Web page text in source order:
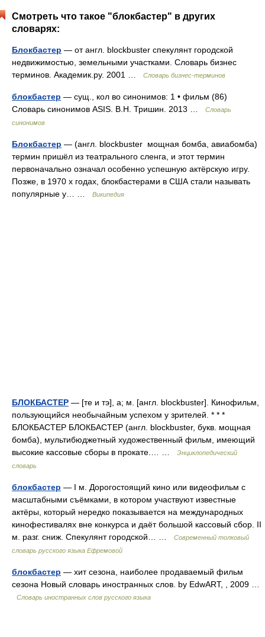
Смотреть что такое "блокбастер" в других
словарях:
Блокбастер — от англ. blockbuster спекулянт городской
недвижимостью, земельными участками. Словарь бизнес
терминов. Академик.ру. 2001 …
Словарь бизнес-терминов
блокбастер — сущ., кол во синонимов: 1 • фильм (86)
Словарь синонимов ASIS. В.Н. Тришин. 2013 …
Словарь
синонимов
Блокбастер — (англ. blockbuster мощная бомба, авиабомба)
термин пришёл из театрального сленга, и этот термин
первоначально означал особенно успешную актёрскую игру.
Позже, в 1970 х годах, блокбастерами в США стали называть
популярные у… …
Википедия
БЛОКБАСТЕР — [те и тэ], а; м. [англ. blockbuster]. Кинофильм,
пользующийся необычайным успехом у зрителей. * * *
БЛОКБАСТЕР БЛОКБАСТЕР (англ. blockbuster, букв. мощная
бомба), мультибюджетный художественный фильм, имеющий
высокие кассовые сборы в прокате.… …
Энциклопедический
словарь
блокбастер — I м. Дорогостоящий кино или видеофильм с
масштабными съёмками, в котором участвуют известные
актёры, который нередко показывается на международных
кинофестивалях вне конкурса и даёт большой кассовый сбор. II
м. разг. сниж. Спекулянт городской… …
Современный толковый
словарь русского языка Ефремовой
блокбастер — хит сезона, наиболее продаваемый фильм
сезона Новый словарь иностранных слов. by EdwART, , 2009 …
Словарь иностранных слов русского языка